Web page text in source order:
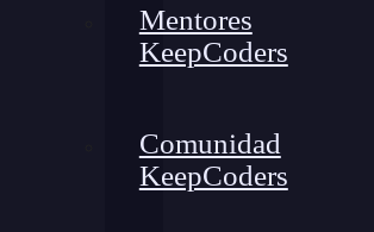
Mentores
KeepCoders
Comunidad
KeepCoders